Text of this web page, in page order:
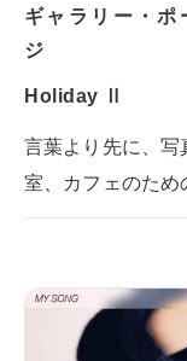
ギャラリー・ポ
ジ
Holiday Ⅱ
言葉より先に、
室、カフェのため